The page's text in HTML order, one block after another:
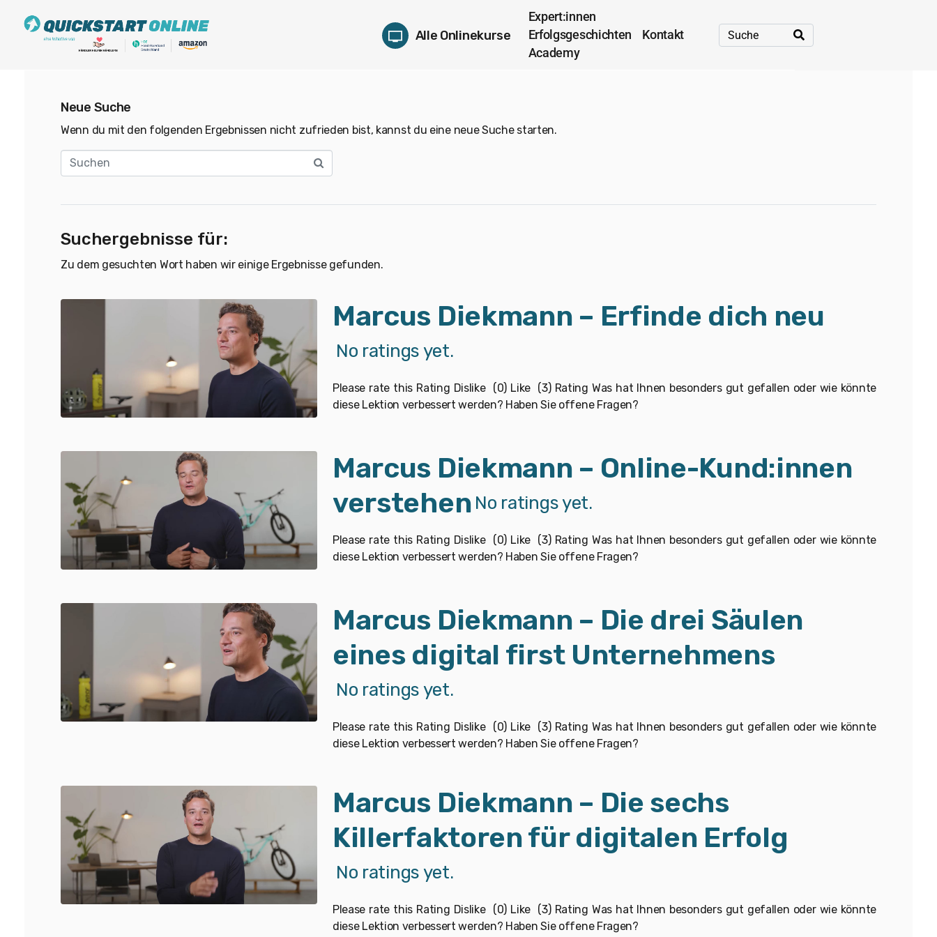
Alle Onlinekurse
Expert:innen
Erfolgsgeschichten
Kontakt
Academy
Neue Suche
Wenn du mit den folgenden Ergebnissen nicht zufrieden bist, kannst du eine neue Suche starten.
Suchergebnisse für:
Zu dem gesuchten Wort haben wir einige Ergebnisse gefunden.
Marcus Diekmann – Erfinde dich neu
No ratings yet.
Please rate this Rating Dislike (0) Like (3) Rating Was hat Ihnen besonders gut gefallen oder wie könnte
diese Lektion verbessert werden? Haben Sie offene Fragen?
Marcus Diekmann – Online-Kund:innen
verstehen No ratings yet.
Please rate this Rating Dislike (0) Like (3) Rating Was hat Ihnen besonders gut gefallen oder wie könnte
diese Lektion verbessert werden? Haben Sie offene Fragen?
Marcus Diekmann – Die drei Säulen
eines digital first Unternehmens
No ratings yet.
Please rate this Rating Dislike (0) Like (3) Rating Was hat Ihnen besonders gut gefallen oder wie könnte
diese Lektion verbessert werden? Haben Sie offene Fragen?
Marcus Diekmann – Die sechs
Killerfaktoren für digitalen Erfolg
No ratings yet.
Please rate this Rating Dislike (0) Like (3) Rating Was hat Ihnen besonders gut gefallen oder wie könnte
diese Lektion verbessert werden? Haben Sie offene Fragen?